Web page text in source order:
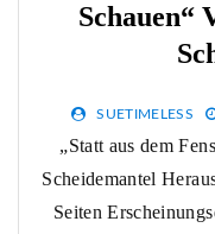
Schauen“
SUETIMELESS
„Statt aus dem Fenster zu schauen“, Anna Katharina
Scheidemantel
Seiten